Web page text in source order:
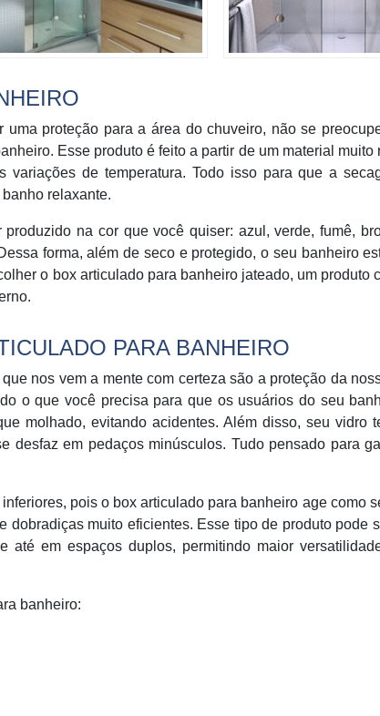
proteção para a área do chuveiro, não se
Esse produto é feito a partir de um material muito
variações de temperatura. Todo isso para que a
relaxante.
na cor que você quiser: azul, verde, fumê,
forma, além de seco e protegido, o seu banheiro
o box articulado para banheiro jateado, um produto
PARA BANHEIRO
nos vem a mente com certeza são a proteção da
o que você precisa para que os usuários do seu
molhado, evitando acidentes. Além disso, seu vidro
desfaz em pedaços minúsculos. Tudo pensado para
pois o box articulado para banheiro age como
dobradiças muito eficientes. Esse tipo de produto pode
até em espaços duplos, permitindo maior
banheiro: